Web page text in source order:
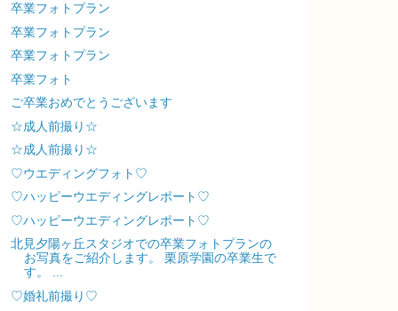
卒業フォトプラン
卒業フォトプラン
卒業フォトプラン
卒業フォト
ご卒業おめでとうございます
☆成人前撮り☆
☆成人前撮り☆
♡ウエディングフォト♡
♡ハッピーウエディングレポート♡
♡ハッピーウエディングレポート♡
北見夕陽ヶ丘スタジオでの卒業フォトプランの
お写真をご紹介します。 栗原学園の卒業生で
す。 ...
♡婚礼前撮り♡